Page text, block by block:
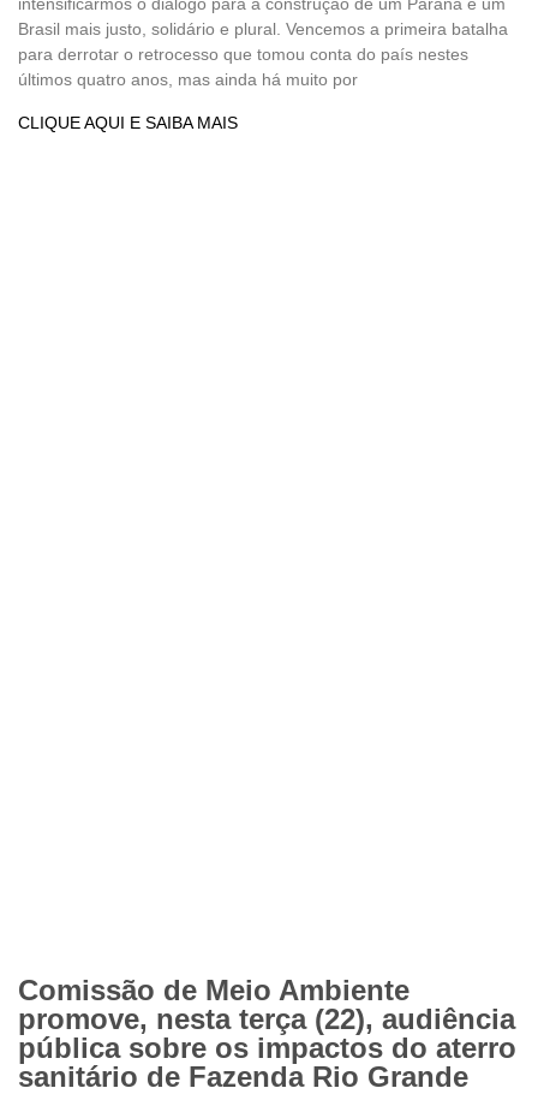
Brasil mais justo, solidário e plural. Vencemos a primeira batalha
para derrotar o retrocesso que tomou conta do país nestes
últimos quatro anos, mas ainda há muito por
CLIQUE AQUI E SAIBA MAIS
Comissão de Meio Ambiente
promove, nesta terça (22), audiência
pública sobre os impactos do aterro
sanitário de Fazenda Rio Grande